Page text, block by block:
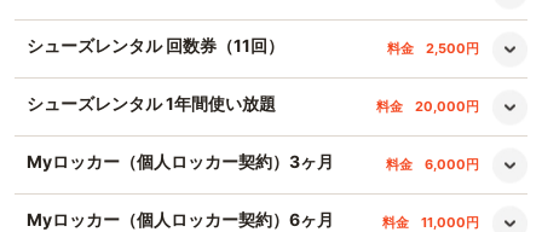
シューズレンタル 回数券（11回） 料金 2,500円
シューズレンタル 1年間使い放題 料金 20,000円
Myロッカー（個人ロッカー契約）3ヶ月 料金 6,000円
Myロッカー（個人ロッカー契約）6ヶ月 料金 11,000円